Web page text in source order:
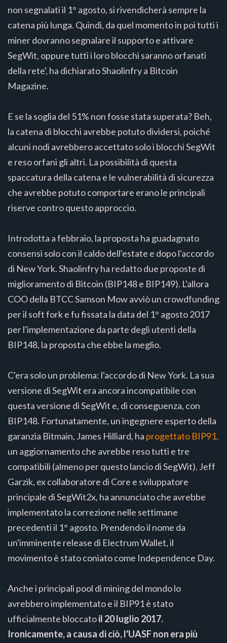
non segnalati il 1° agosto, si rivendicherà sempre la
catena più lunga. Quindi, da quel momento in poi tutti i
miner dovranno segnalare il supporto e attivare
SegWit, oppure tutti i loro blocchi saranno orfanati
della rete', ha dichiarato Shaolinfry a Bitcoin
Magazine.
E se la soglia del 51% non fosse stata superata? Beh,
la catena di blocchi avrebbe potuto dividersi, poiché
alcuni nodi avrebbero accettato solo i blocchi SegWit
e reso orfani gli altri. La possibilità di questa
spaccatura della catena e le vulnerabilità di sicurezza
che avrebbe potuto comportare erano le principali
riserve contro questo approccio.
Introdotta a febbraio, la proposta ha guadagnato
consensi solo con il caldo dell'estate e dopo l'accordo
di New York. Shaolinfry ha redatto due proposte di
miglioramento di Bitcoin (BIP148 e BIP149). L'allora
COO della BTCC Samson Mow avviò un crowdfunding
per il soft fork e fu fissata la data del 1° agosto 2017
per l'implementazione da parte degli utenti della
BIP148, la proposta che ebbe la meglio.
C'era solo un problema: l'accordo di New York. La sua
versione di SegWit era ancora incompatibile con
questa versione di SegWit e, di conseguenza, con
BIP148. Fortunatamente, un ingegnere esperto della
garanzia Bitmain, James Hilliard, ha progettato BIP91,
un aggiornamento che avrebbe reso tutti e tre
compatibili (almeno per questo lancio di SegWit). Jeff
Garzik, ex collaboratore di Core e sviluppatore
principale di SegWit2x, ha annunciato che avrebbe
implementato la correzione nelle settimane
precedenti il 1° agosto. Prendendo il nome da
un'imminente release di Electrum Wallet, il
movimento è stato coniato come Independence Day.
Anche i principali pool di mining del mondo lo
avrebbero implementato e il BIP91 è stato
ufficialmente bloccatoil 20 luglio 2017.
Ironicamente, a causa di ciò, l'UASF non era più